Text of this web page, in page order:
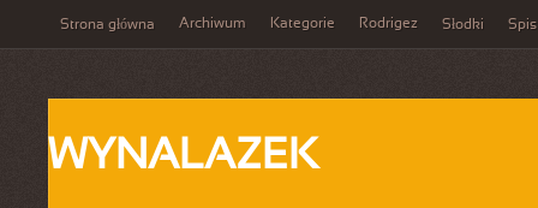
Strona główna Archiwum Kategorie Rodrigez Słodki Spis
WYNALAZEK